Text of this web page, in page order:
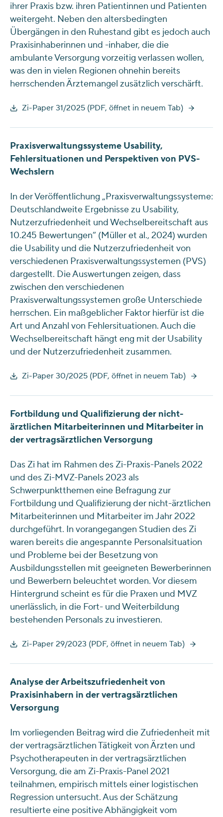
ihrer Praxis bzw. ihren Patientinnen und Patienten
weitergeht. Neben den altersbedingten
Übergängen in den Ruhestand gibt es jedoch auch
Praxisinhaberinnen und -inhaber, die die
ambulante Versorgung vorzeitig verlassen wollen,
was den in vielen Regionen ohnehin bereits
herrschenden Ärztemangel zusätzlich verschärft.
Zi-Paper 31/2025 (PDF, öffnet in neuem Tab)
Praxisverwaltungssysteme Usability,
Fehlersituationen und Perspektiven von PVS-
Wechslern
In der Veröffentlichung „Praxisverwaltungssysteme:
Deutschlandweite Ergebnisse zu Usability,
Nutzerzufriedenheit und Wechselbereitschaft aus
10.245 Bewertungen“ (Müller et al., 2024) wurden
die Usability und die Nutzerzufriedenheit von
verschiedenen Praxisverwaltungssystemen (PVS)
dargestellt. Die Auswertungen zeigen, dass
zwischen den verschiedenen
Praxisverwaltungssystemen große Unterschiede
herrschen. Ein maßgeblicher Faktor hierfür ist die
Art und Anzahl von Fehlersituationen. Auch die
Wechselbereitschaft hängt eng mit der Usability
und der Nutzerzufriedenheit zusammen.
Zi-Paper 30/2025 (PDF, öffnet in neuem Tab)
Fortbildung und Qualifizierung der nicht-
ärztlichen Mitarbeiterinnen und Mitarbeiter in
der vertragsärztlichen Versorgung
Das Zi hat im Rahmen des Zi-Praxis-Panels 2022
und des Zi-MVZ-Panels 2023 als
Schwerpunktthemen eine Befragung zur
Fortbildung und Qualifizierung der nicht-ärztlichen
Mitarbeiterinnen und Mitarbeiter im Jahr 2022
durchgeführt. In vorangegangen Studien des Zi
waren bereits die angespannte Personalsituation
und Probleme bei der Besetzung von
Ausbildungsstellen mit geeigneten Bewerberinnen
und Bewerbern beleuchtet worden. Vor diesem
Hintergrund scheint es für die Praxen und MVZ
unerlässlich, in die Fort- und Weiterbildung
bestehenden Personals zu investieren.
Zi-Paper 29/2023 (PDF, öffnet in neuem Tab)
Analyse der Arbeitszufriedenheit von
Praxisinhabern in der vertragsärztlichen
Versorgung
Im vorliegenden Beitrag wird die Zufriedenheit mit
der vertragsärztlichen Tätigkeit von Ärzten und
Psychotherapeuten in der vertragsärztlichen
Versorgung, die am Zi-Praxis-Panel 2021
teilnahmen, empirisch mittels einer logistischen
Regression untersucht. Aus der Schätzung
resultierte eine positive Abhängigkeit vom